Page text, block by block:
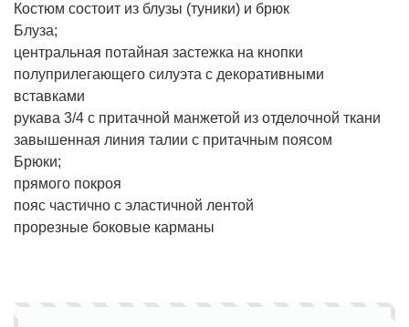
Костюм состоит из блузы (туники) и брюк
Блуза;
центральная потайная застежка на кнопки
полуприлегающего силуэта с декоративными
вставками
рукава 3/4 с притачной манжетой из отделочной ткани
завышенная линия талии с притачным поясом
Брюки;
прямого покроя
пояс частично с эластичной лентой
прорезные боковые карманы